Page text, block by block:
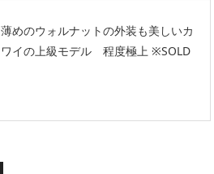
薄めのウォルナットの外装も美しいカ
ワイの上級モデル 程度極上 ※SOLD